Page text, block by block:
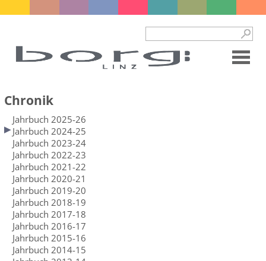
Chronik
Jahrbuch 2025-26
Jahrbuch 2024-25
Jahrbuch 2023-24
Jahrbuch 2022-23
Jahrbuch 2021-22
Jahrbuch 2020-21
Jahrbuch 2019-20
Jahrbuch 2018-19
Jahrbuch 2017-18
Jahrbuch 2016-17
Jahrbuch 2015-16
Jahrbuch 2014-15